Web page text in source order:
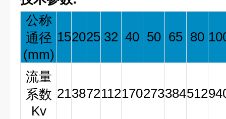
公称
通径
(mm)
152025 32 40 50 65 80
流量
系数
Kv
213872112170273384512